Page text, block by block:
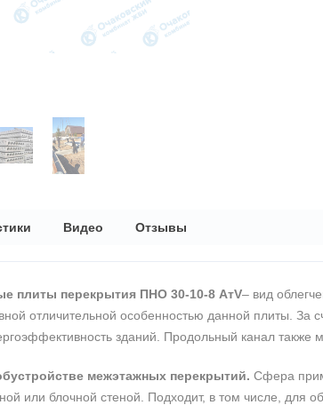
Видео Отзывы
плиты перекрытия ПНО 30-10-8 АтV– вид
отличительной особенностью данной плиты.
зданий. Продольный канал
межэтажных перекрытий. Сфера
или блочной стеной. Подходит, в том числе, для